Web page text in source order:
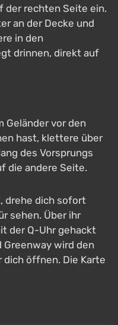
der rechten Seite ein.
an der Decke und
in den
drinnen, direkt auf
Geländer vor den
hast, klettere über
des Vorsprungs
die andere Seite.
drehe dich sofort
sehen. Über ihr
der Q-Uhr gehackt
Greenway wird den
dich öffnen. Die Karte